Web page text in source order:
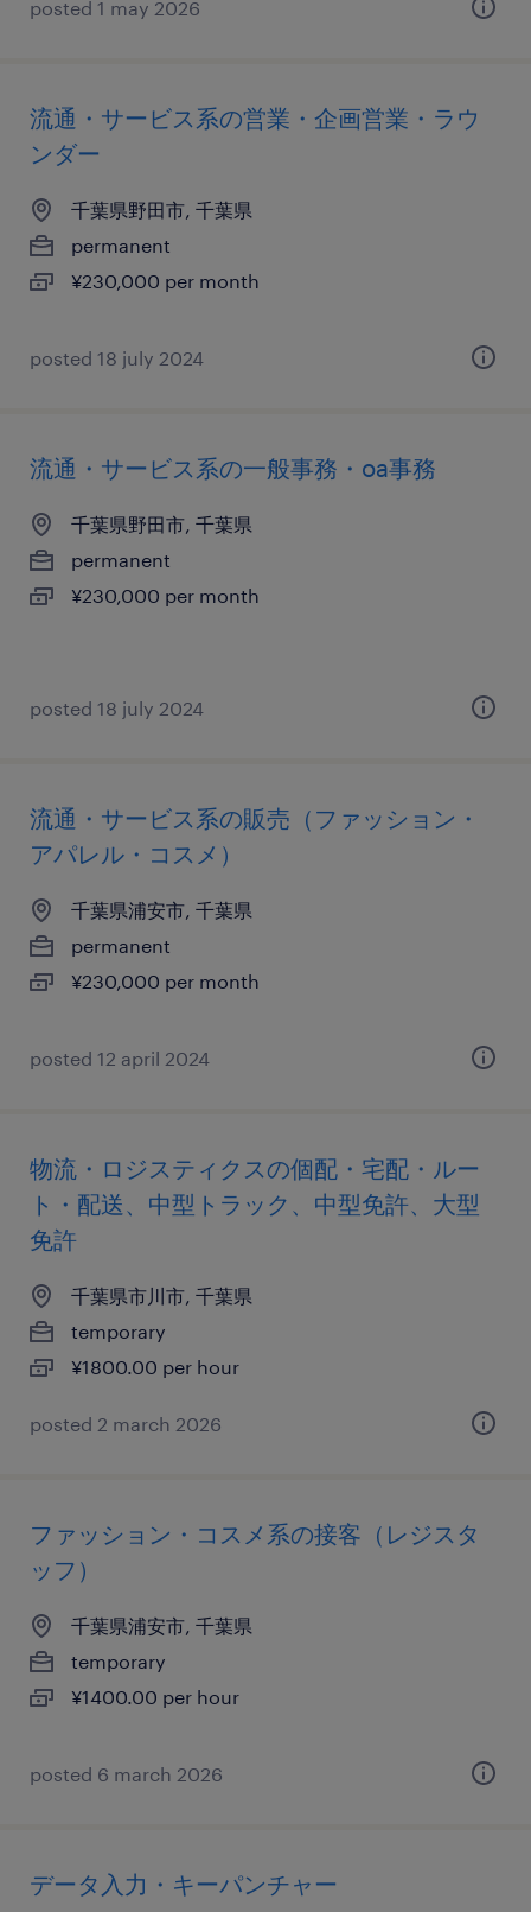
posted 1 may 2026
流通・サービス系の営業・企画営業・ラウ
ンダー
千葉県野田市, 千葉県
permanent
¥230,000 per month
posted 18 july 2024
流通・サービス系の一般事務・oa事務
千葉県野田市, 千葉県
permanent
¥230,000 per month
posted 18 july 2024
流通・サービス系の販売（ファッション・
アパレル・コスメ）
千葉県浦安市, 千葉県
permanent
¥230,000 per month
posted 12 april 2024
物流・ロジスティクスの個配・宅配・ルー
ト・配送、中型トラック、中型免許、大型
免許
千葉県市川市, 千葉県
temporary
¥1800.00 per hour
posted 2 march 2026
ファッション・コスメ系の接客（レジスタ
ッフ）
千葉県浦安市, 千葉県
temporary
¥1400.00 per hour
posted 6 march 2026
データ入力・キーパンチャー